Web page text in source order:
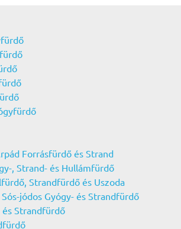
Forrásfürdő és Strand
, Strand- és Hullámfürdő
Strandfürdő és Uszoda
jódos Gyógy- és Strandfürdő
és Strandfürdő